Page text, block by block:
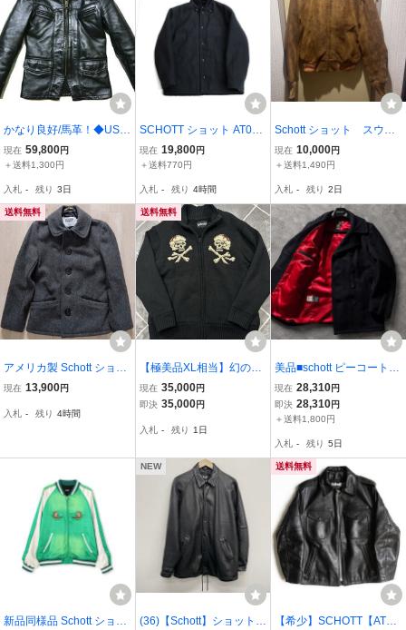
かなり良好/馬革！◆USA
製 Schott ショット 699H
馬革 レザージャケット◆
相当：身長166-168セン
チ位、W79まで）
現在 59,800円
＋送料1,300円
入札 - 残り 3日
SCHOTT ショット AT012
裏ボア フード ウールジャ
ケット 黒 サイズL
現在 19,800円
＋送料770円
入札 - 残り 4時間
Schott ショット スウェ
ード レザージャケット
ブラウン USA製 サイズ
現在 10,000円
＋送料1,490円
入札 - 残り 2日
送料無料
アメリカ製 Schott ショッ
ト Pコート 34 シングル
740N ダークグレー XS
現在 13,900円
入札 - 残り 4時間
送料無料
【極美品XL相当】幻の逸
材 SCHOTT ショット ニ
ット ジャケットXL相当
温性 バックロゴ【独特の
現在 35,000円
即決 35,000円
入札 - 残り 1日
美品■schott ピーコート
ブラック 740C2 USA
製 38 ショット 黒
7081
現在 28,310円
即決 28,310円
＋送料1,800円
入札 - 残り 5日
新品同様品 Schott ショッ
NEW
(36)【Schott】ショット★
送料無料
【希少】SCHOTT【AT10